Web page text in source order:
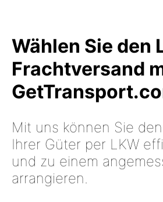
Wählen Sie den
Frachtversand
Mit uns können Sie
Ihrer Güter per LKW
und zu einem
arrangieren.